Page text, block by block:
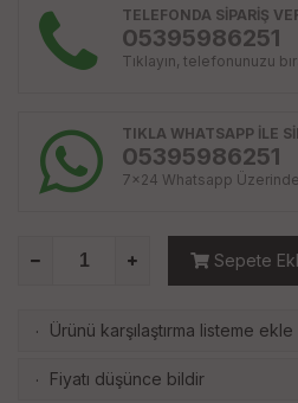
TELEFONDA SİPARİŞ
05395986251
Tıklayın, telefonunuzu
TIKLA WHATSAPP İLE
05395986251
7x24 Whatsapp
Sepete
· Ürünü karşılaştırma listeme ekle
· Fiyatı düşünce bildir